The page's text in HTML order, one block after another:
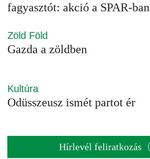
fagyasztót: akció a SPAR-ban
Zöld Föld
Gazda a zöldben
Kultúra
Odüsszeusz ismét partot ér
Hírlevél feliratkozás